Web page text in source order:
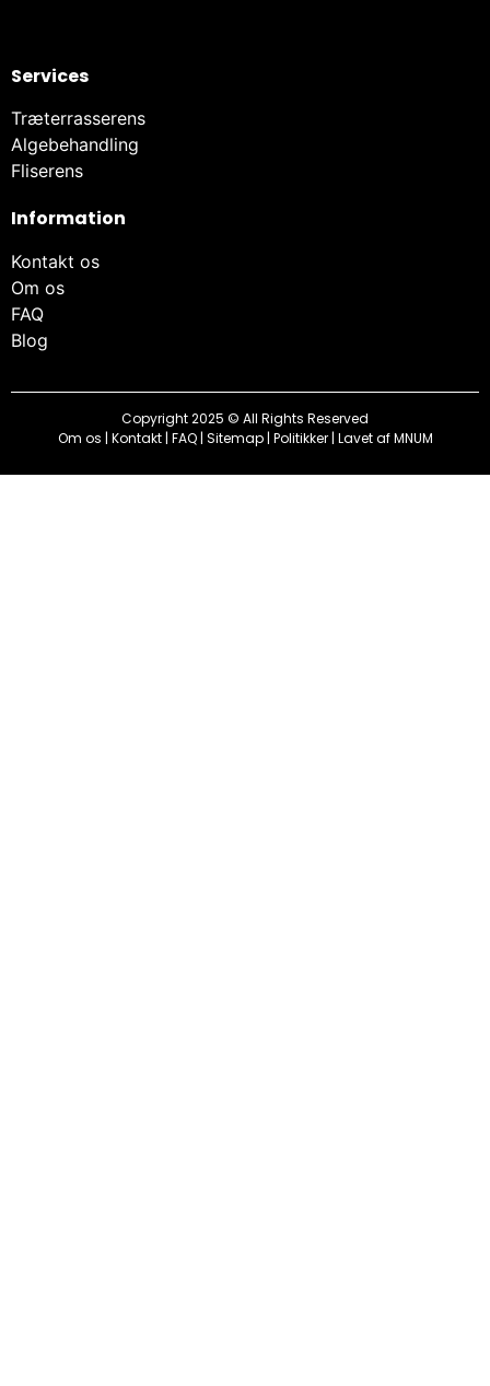
Services
Træterrasserens
Algebehandling
Fliserens
Information
Kontakt os
Om os
FAQ
Blog
Copyright 2025 © All Rights Reserved
Om os | Kontakt| FAQ| Sitemap| Politikker| Lavet afMNUM